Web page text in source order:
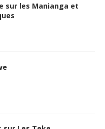
sur les Manianga et